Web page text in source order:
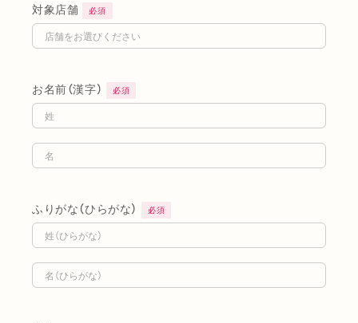
対象店舗 必須
お名前（漢字） 必須
ふりがな（ひらがな） 必須